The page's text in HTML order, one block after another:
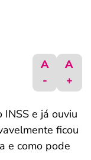
A
-
A
+
e já ouviu
ficou
e como pode